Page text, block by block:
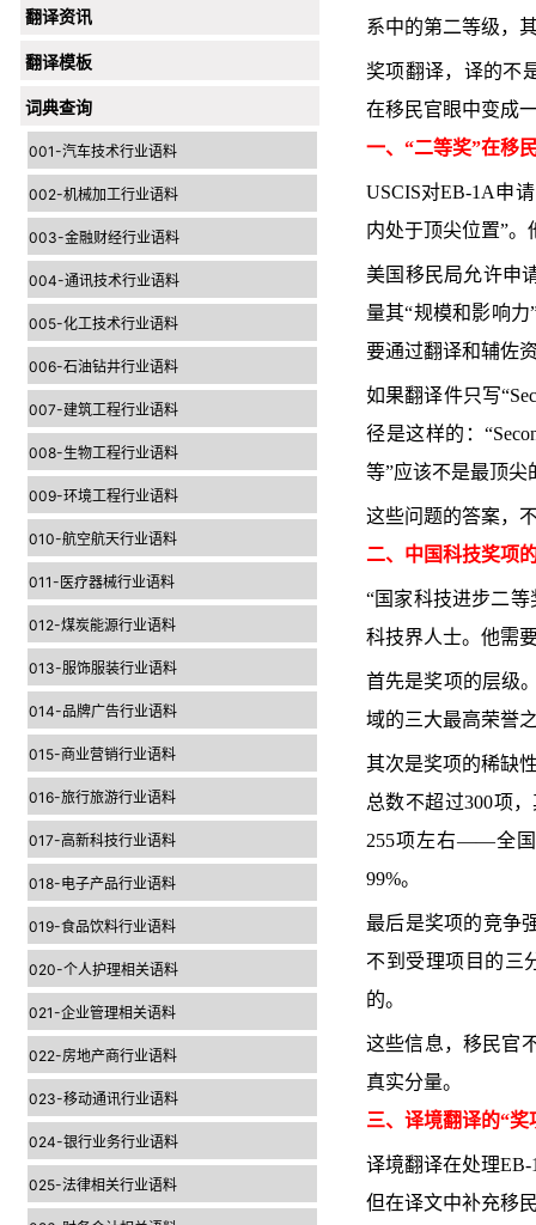
翻译资讯
翻译模板
词典查询
001-汽车技术行业语料
002-机械加工行业语料
003-金融财经行业语料
004-通讯技术行业语料
005-化工技术行业语料
006-石油钻井行业语料
007-建筑工程行业语料
008-生物工程行业语料
009-环境工程行业语料
010-航空航天行业语料
011-医疗器械行业语料
012-煤炭能源行业语料
013-服饰服装行业语料
014-品牌广告行业语料
015-商业营销行业语料
016-旅行旅游行业语料
017-高新科技行业语料
018-电子产品行业语料
019-食品饮料行业语料
020-个人护理相关语料
021-企业管理相关语料
022-房地产商行业语料
023-移动通讯行业语料
024-银行业务行业语料
025-法律相关行业语料
系中的第二等级，
奖项翻译，译的不
在移民官眼中变成
一、“二等奖”在移
USCIS对EB-1A申
内处于顶尖位置”
美国移民局允许申
量其“规模和影响
要通过翻译和辅佐
如果翻译件只写
径是这样的：
等”应该不是最顶
这些问题的答案，
二、中国科技奖项
“国家科技进步二
科技界人士。他需
首先是奖项的层级
域的三大最高荣誉
其次是奖项的稀缺
总数不超过300项
255项左右——全国
99%。
最后是奖项的竞争
不到受理项目的三
的。
这些信息，移民官
真实分量。
三、译境翻译的“奖
译境翻译在处理
但在译文中补充移